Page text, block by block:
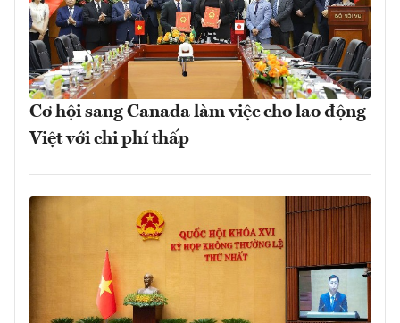
Cơ hội sang Canada làm việc cho lao động
Việt với chi phí thấp